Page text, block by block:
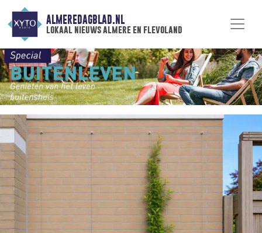
ALMEREDAGBLAD.NL
lokaal nieuws almere en flevoland